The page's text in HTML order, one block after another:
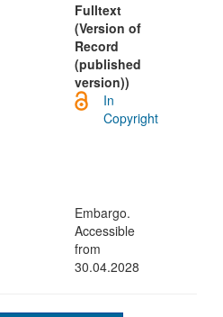
Fulltext
(Version of
Record
(published
version))
In
Copyright
Embargo.
Accessible
from
30.04.2028